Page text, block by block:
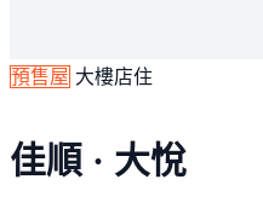
預售屋 大樓店住
佳順 · 大悅